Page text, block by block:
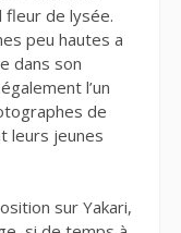
fleur de lysée.
peu hautes a
dans son
l’un
de
leurs jeunes
sur Yakari,